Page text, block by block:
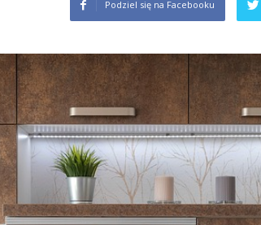
Podziel się na Facebooku